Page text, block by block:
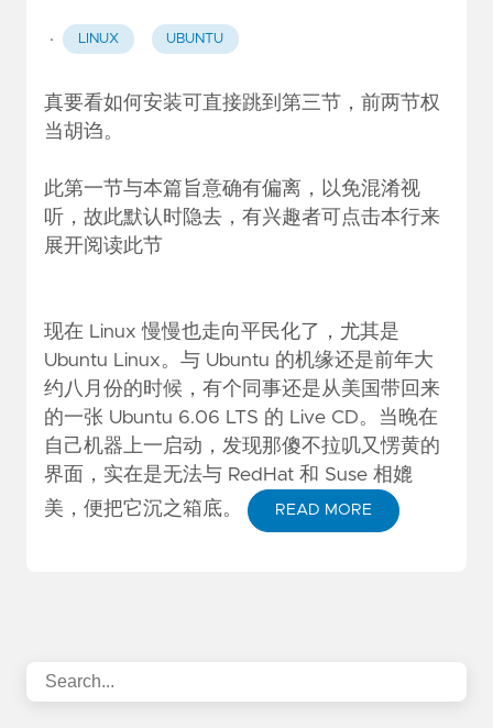
· LINUX UBUNTU
真要看如何安装可直接跳到第三节，前两节权
当胡诌。
此第一节与本篇旨意确有偏离，以免混淆视
听，故此默认时隐去，有兴趣者可点击本行来
展开阅读此节
现在 Linux 慢慢也走向平民化了，尤其是
Ubuntu Linux。与 Ubuntu 的机缘还是前年大
约八月份的时候，有个同事还是从美国带回来
的一张 Ubuntu 6.06 LTS 的 Live CD。当晚在
自己机器上一启动，发现那傻不拉叽又愣黄的
界面，实在是无法与 RedHat 和 Suse 相媲
美，便把它沉之箱底。
READ MORE